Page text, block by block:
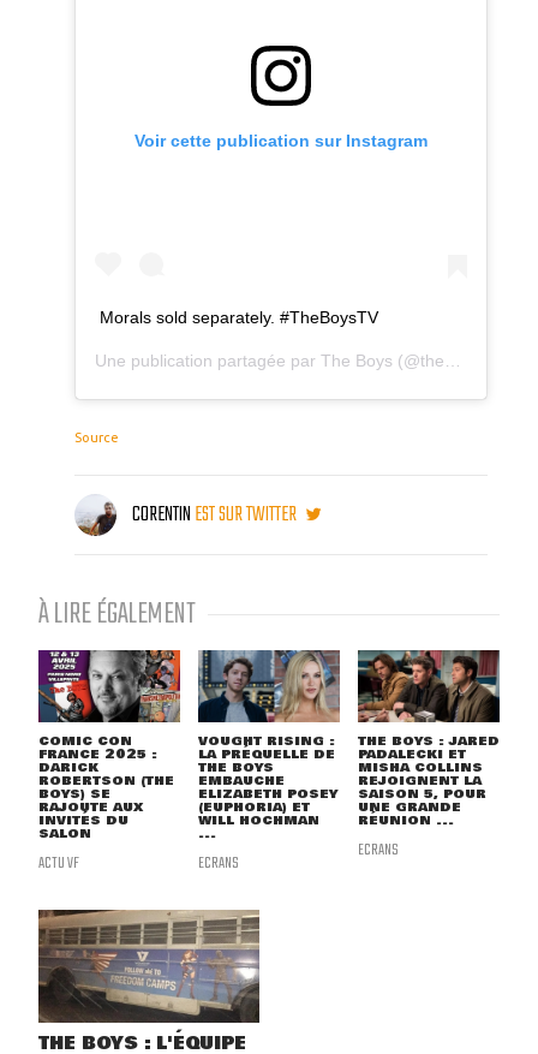
Voir cette publication sur Instagram
Morals sold separately. #TheBoysTV
Une publication partagée par The Boys (@theboystv) le
Source
CORENTINEST SUR TWITTER
À LIRE ÉGALEMENT
COMIC CON
FRANCE 2025 :
DARICK
ROBERTSON (THE
BOYS) SE
RAJOUTE AUX
INVITÉS DU
SALON
ACTU VF
VOUGHT RISING :
LA PRÉQUELLE DE
THE BOYS
EMBAUCHE
ELIZABETH POSEY
(EUPHORIA) ET
WILL HOCHMAN
...
ECRANS
THE BOYS : JARED
PADALECKI ET
MISHA COLLINS
REJOIGNENT LA
SAISON 5, POUR
UNE GRANDE
RÉUNION ...
ECRANS
THE BOYS : L'ÉQUIPE